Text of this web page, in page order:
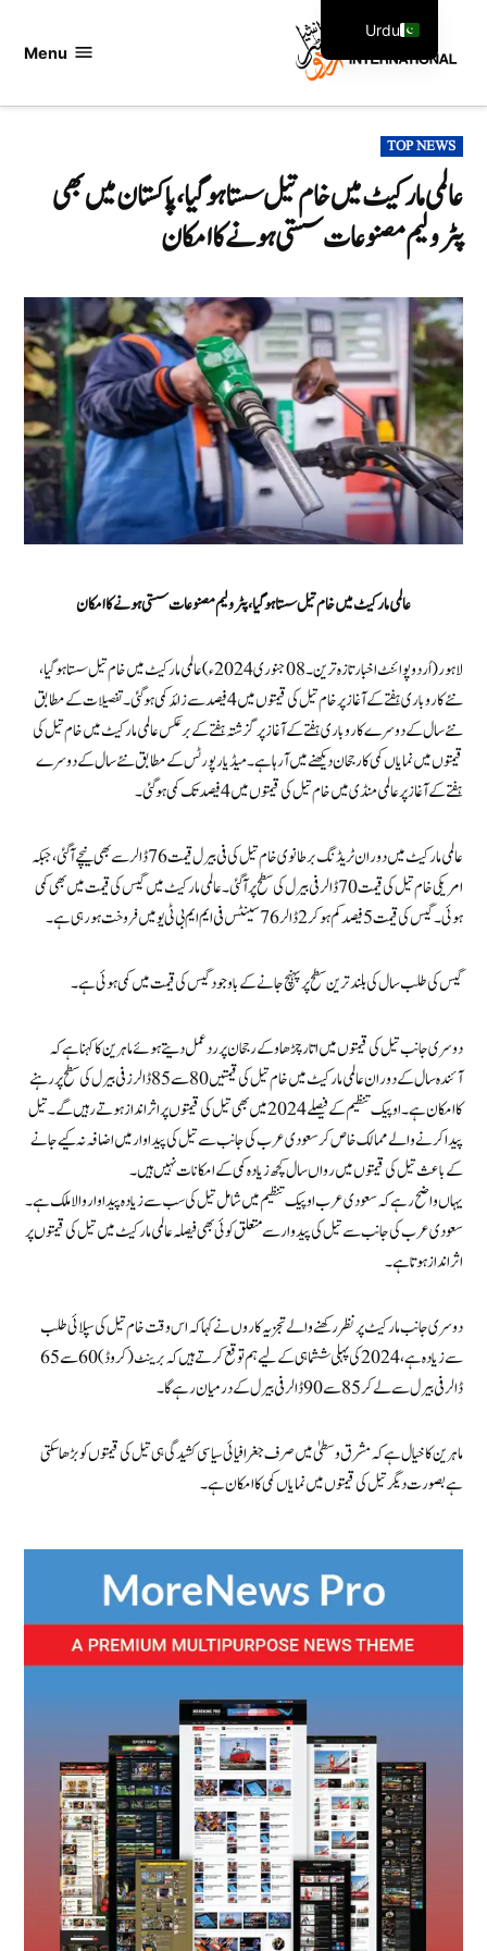
Menu
POSTED
IN
TOP NEWS
عالمی مارکیٹ میں خام تیل سستا ہو گیا،پاکستان میں بھی
پٹرولیم مصنوعات سستی ہونے کا امکان
عالمی مارکیٹ میں خام تیل سستا ہو گیا، پٹرولیم مصنوعات سستی ہونے کا امکان
لاہور (اُردو پوائنٹ اخبارتازہ ترین۔ 08 جنوری2024ء) عالمی مارکیٹ میں خام تیل سستا ہو گیا،
نئے کاروباری ہفتے کے آغاز پر خام تیل کی قیمتوں میں 4 فیصد سے زائد کمی ہو گئی۔ تفصیلات کے مطابق
نئے سال کے دوسرے کاروباری ہفتے کے آغاز پر گزشتہ ہفتے کے برعکس عالمی مارکیٹ میں خام تیل کی
قیمتوں میں نمایاں کمی کا رجحان دیکھنے میں آ رہا ہے۔ میڈیا رپورٹس کے مطابق نئے سال کے دوسرے
ہفتے کے آغاز پر عالمی منڈی میں خام تیل کی قیمتوں میں 4 فیصد تک کمی ہو گئی۔
عالمی مارکیٹ میں دوران ٹریڈنگ برطانوی خام تیل کی فی بیرل قیمت 76 ڈالر سے بھی نیچے آگئی، جبکہ
امریکی خام تیل کی قیمت 70 ڈالر فی بیرل کی سطح پر آ گئی۔ عالمی مارکیٹ میں گیس کی قیمت میں بھی کمی
ہوئی۔ گیس کی قیمت 5 فیصد کم ہو کر 2 ڈالر 76 سینٹس فی ایم ایم بی ٹی یو میں فروخت ہو رہی ہے۔
گیس کی طلب سال کی بلند ترین سطح پر پہنچ جانے کے باوجود گیس کی قیمت میں کمی ہوئی ہے۔
دوسری جانب تیل کی قیمتوں میں اتار چڑھاو کے رجحان پر ردعمل دیتے ہوئے ماہرین کا کہنا ہے کہ
آئندہ سال کے دوران عالمی مارکیٹ میں خام تیل کی قیمتیں 80 سے 85 ڈالرز فی بیرل کی سطح پر رہنے
کا امکان ہے۔ اوپیک تنظیم کے فیصلے 2024 میں بھی تیل کی قیمتوں پر اثر انداز ہوتے رہیں گے۔ تیل
پیدا کرنے والے ممالک خاص کر سعودی عرب کی جانب سے تیل کی پیداوار میں اضافہ نہ کیے جانے
کے باعث تیل کی قیمتوں میں رواں سال کچھ زیادہ کمی کے امکانات نہیں ہیں۔
یہاں واضح رہے کہ سعودی عرب اوپیک تنظیم میں شامل تیل کی سب سے زیادہ پیداوار والا ملک ہے۔
سعودی عرب کی جانب سے تیل کی پیدوار سے متعلق کوئی بھی فیصلہ عالمی مارکیٹ میں تیل کی قیمتوں پر
اثرانداز ہوتا ہے۔
دوسری جانب مارکیٹ پر نظر رکھنے والے تجزیہ کاروں نے کہا کہ اس وقت خام تیل کی سپلائی طلب
سے زیادہ ہے، 2024 کی پہلی ششماہی کے لیے ہم توقع کرتے ہیں کہ برینٹ (کروڈ) 60 سے 65
ڈالر فی بیرل سے لے کر 85 سے 90 ڈالر فی بیرل کے درمیان رہے گا۔
ماہرین کا خیال ہے کہ مشرق وسطیٰ میں صرف جغرافیائی سیاسی کشیدگی ہی تیل کی قیمتوں کو بڑھا سکتی
ہے بصورت دیگر تیل کی قیمتوں میں نمایاں کمی کا امکان ہے ۔
Urdu
English